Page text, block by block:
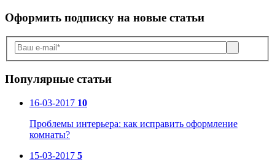
Оформить подписку на новые статьи
Популярные статьи
16-03-2017 10
Проблемы интерьера: как исправить оформление
комнаты?
15-03-2017 5